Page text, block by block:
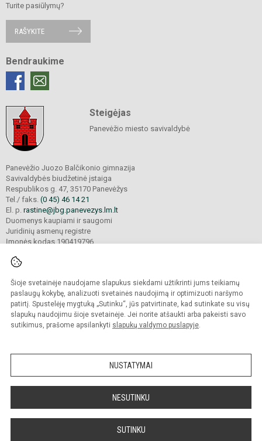
Šioje svetainėje naudojame slapukus siekdami užtikrinti jums teikiamų
paslaugų kokybę, analizuoti svetainės naudojimą ir optimizuoti naršymo
patirtį. Spustelėję mygtuką „Sutinku“, jūs patvirtinate, kad sutinkate su visų
slapukų naudojimu šioje svetainėje. Jei norite atšaukti arba pakeisti savo
sutikimus, prašome apsilankyti slapukų valdymo puslapyje.
NUSTATYMAI
NESUTINKU
SUTINKU
Turite pasiūlymų?
RAŠYKITE
Bendraukime
Steigėjas
Panevėžio miesto savivaldybė
Panevėžio Juozo Balčikonio gimnazija
Savivaldybės biudžetinė įstaiga
Respublikos g. 47, 35170 Panevėžys
Tel./ faks. (0 45) 46 14 21
El. p. rastine@jbg.panevezys.lm.lt
Duomenys kaupiami ir saugomi
Juridinių asmenų registre
Įmonės kodas 190419796
© 2026. Panevėžio Juozo Balčikonio gimnazija. Visos teisės saugomos.
Kopijuoti turinį be raštiško gimnazijos sutikimo griežtai draudžiama.
Prieinamumo paraiška Slapukų politika
Sumanus būdas atnaujinti